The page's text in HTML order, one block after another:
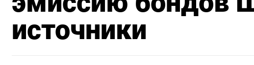
источники